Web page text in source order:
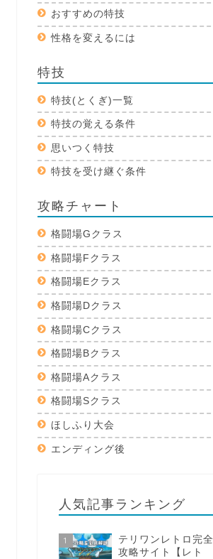
おすすめの特技
性格を変えるには
特技
特技(とくぎ)一覧
特技の覚える条件
思いつく特技
特技を受け継ぐ条件
攻略チャート
格闘場Gクラス
格闘場Fクラス
格闘場Eクラス
格闘場Dクラス
格闘場Cクラス
格闘場Bクラス
格闘場Aクラス
格闘場Sクラス
ほしふり大会
エンディング後
人気記事ランキング
1
テリワンレトロ完全
攻略サイト【レト